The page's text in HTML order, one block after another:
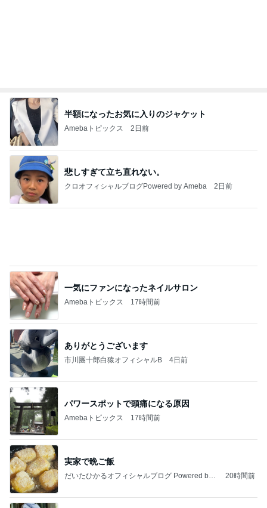
半額になったお気に入りのジャケット
Amebaトピックス 2日前
悲しすぎて立ち直れない。
クロオフィシャルブログPowered by Ameba 2日前
一気にファンになったネイルサロン
Amebaトピックス 17時間前
ありがとうございます
市川團十郎白猿オフィシャルB 4日前
パワースポットで頭痛になる原因
Amebaトピックス 17時間前
実家で晩ご飯
だいたひかるオフィシャルブログ Powered by
20時間前